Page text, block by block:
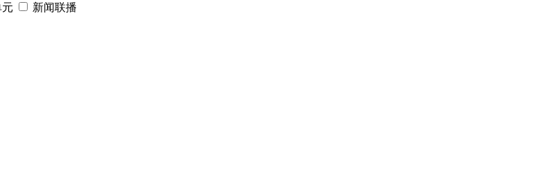
新闻联播